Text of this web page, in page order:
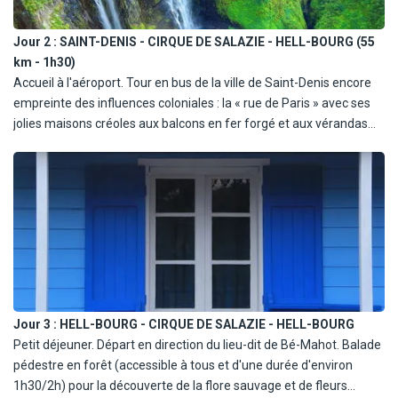
Jour 2 : SAINT-DENIS - CIRQUE DE SALAZIE - HELL-BOURG (55
km - 1h30)
Accueil à l'aéroport. Tour en bus de la ville de Saint-Denis encore
empreinte des influences coloniales : la « rue de Paris » avec ses
jolies maisons créoles aux balcons en fer forgé et aux vérandas
(fermeture chaque dimanche et lundi matin), sorte de souk où l'on
trouve autant de souvenirs exotiques que de nappes brodées et
jeux en bois... Déjeuner en table d'hôte ou au restaurant. Dans
l'après-midi, visite de la Plantation de la Vanille de la famille «
Roulof » à Saint-André, un des derniers et plus importants
producteurs et préparateurs de la fameuse vanille Bourbon. Puis
continuation en direction du cirque de Salazie : la montée
commence par une route qui serpente le long de la rivière du Mât
et de ses gorges. On y découvre très vite un véritable jardin de
verdure et de nombreuses cascades, tout particulièrement « Le
Voile de la Mariée ». Fortement arrosé, le cirque de Salazie est une
formidable réserve agricole : canne à sucre, bananiers, bambou et
Jour 3 : HELL-BOURG - CIRQUE DE SALAZIE - HELL-BOURG
Petit déjeuner. Départ en direction du lieu-dit de Bé-Mahot. Balade
pédestre en forêt (accessible à tous et d'une durée d'environ
1h30/2h) pour la découverte de la flore sauvage et de fleurs